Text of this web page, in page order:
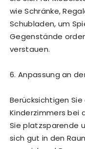
wie Schränke,
Schubladen, um
Gegenstände
verstauen.
6. Anpassung an
Berücksichtigen
Kinderzimmers bei
Sie platzsparende
sich gut in den